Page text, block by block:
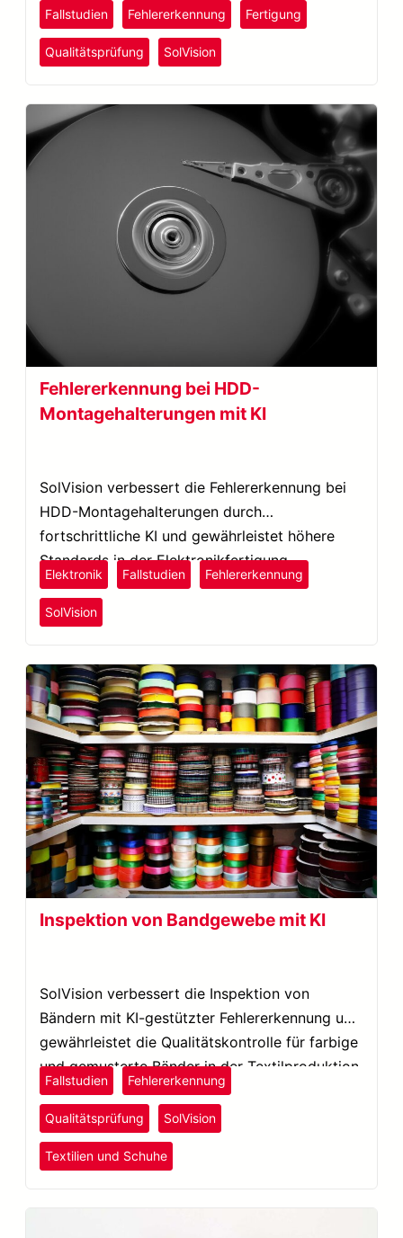
steigert.
Fallstudien Fehlererkennung Fertigung
Qualitätsprüfung SolVision
Fehlererkennung bei HDD-
Montagehalterungen mit KI
SolVision verbessert die Fehlererkennung bei
HDD-Montagehalterungen durch
fortschrittliche KI und gewährleistet höhere
Standards in der Elektronikfertigung.
Elektronik Fallstudien Fehlererkennung
SolVision
Inspektion von Bandgewebe mit KI
SolVision verbessert die Inspektion von
Bändern mit KI-gestützter Fehlererkennung und
gewährleistet die Qualitätskontrolle für farbige
und gemusterte Bänder in der Textilproduktion.
Fallstudien Fehlererkennung
Qualitätsprüfung SolVision
Textilien und Schuhe